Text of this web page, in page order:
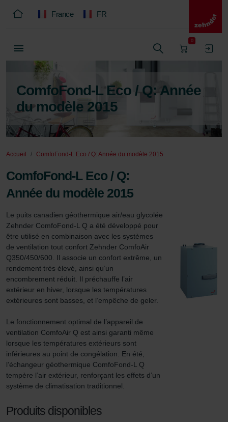
France FR
0
ComfoFond-L Eco / Q: Année
du modèle 2015
Accueil ComfoFond-L Eco / Q: Année du modèle 2015
ComfoFond-L Eco / Q:
Année du modèle 2015
Le puits canadien géothermique air/eau glycolée
Zehnder ComfoFond-L Q a été développé pour
être utilisé en combinaison avec les systèmes
de ventilation tout confort Zehnder ComfoAir
Q350/450/600. Il associe un confort extrême, un
rendement très élevé, ainsi qu’un
encombrement réduit. Il préchauffe l’air
extérieur en hiver, lorsque les températures
extérieures sont basses, et l’empêche de geler.
Le fonctionnement optimal de l’appareil de
ventilation ComfoAir Q est ainsi garanti même
lorsque les températures extérieurs sont
inférieures au point de congélation. En été,
l’échangeur géothermique ComfoFond-L Q
tempère l’air extérieur, renforçant les effets d’un
système de climatisation traditionnel.
Produits disponibles